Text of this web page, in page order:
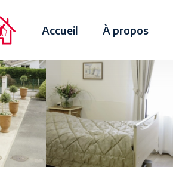
Accueil À propos